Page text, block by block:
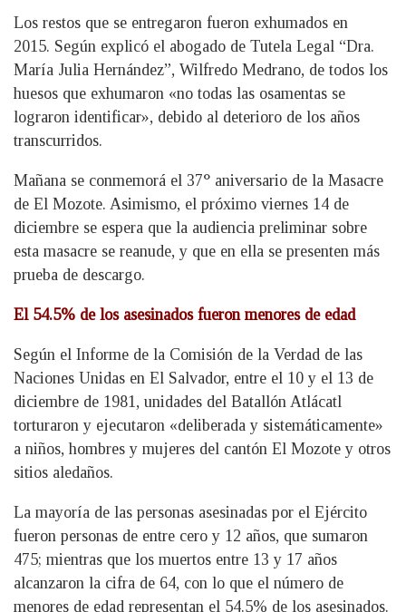
Los restos que se entregaron fueron exhumados en
2015. Según explicó el abogado de Tutela Legal “Dra.
María Julia Hernández”, Wilfredo Medrano, de todos los
huesos que exhumaron «no todas las osamentas se
lograron identificar», debido al deterioro de los años
transcurridos.
Mañana se conmemorá el 37° aniversario de la Masacre
de El Mozote. Asimismo, el próximo viernes 14 de
diciembre se espera que la audiencia preliminar sobre
esta masacre se reanude, y que en ella se presenten más
prueba de descargo.
El 54.5% de los asesinados fueron menores de edad
Según el Informe de la Comisión de la Verdad de las
Naciones Unidas en El Salvador, entre el 10 y el 13 de
diciembre de 1981, unidades del Batallón Atlácatl
torturaron y ejecutaron «deliberada y sistemáticamente»
a niños, hombres y mujeres del cantón El Mozote y otros
sitios aledaños.
La mayoría de las personas asesinadas por el Ejército
fueron personas de entre cero y 12 años, que sumaron
475; mientras que los muertos entre 13 y 17 años
alcanzaron la cifra de 64, con lo que el número de
menores de edad representan el 54.5% de los asesinados.